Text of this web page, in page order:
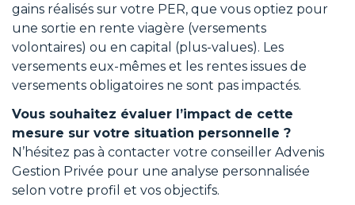
gains réalisés sur votre PER, que vous optiez pour
une sortie en rente viagère (versements
volontaires) ou en capital (plus-values). Les
versements eux-mêmes et les rentes issues de
versements obligatoires ne sont pas impactés.
Vous souhaitez évaluer l’impact de cette
mesure sur votre situation personnelle ?
N’hésitez pas à contacter votre conseiller Advenis
Gestion Privée pour une analyse personnalisée
selon votre profil et vos objectifs.